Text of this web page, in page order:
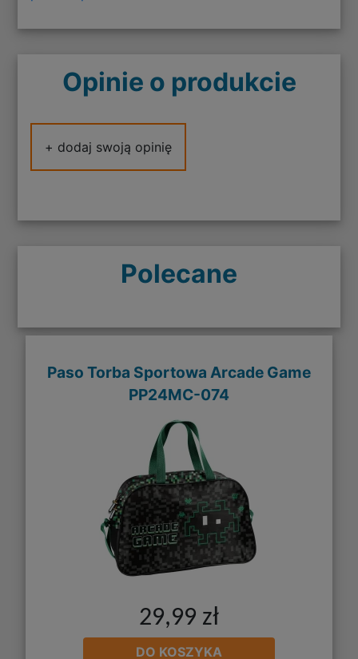
Opinie o produkcie
+ dodaj swoją opinię
Polecane
Paso Torba Sportowa Arcade Game
PP24MC-074
29,99 zł
DO KOSZYKA